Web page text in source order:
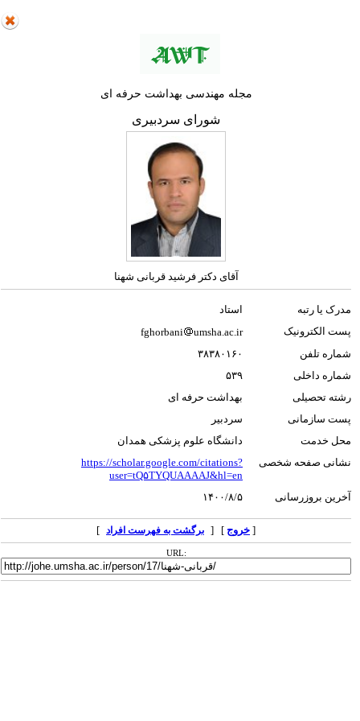
مجله مهندسی بهداشت حرفه ای
شورای سردبیری
آقای دکتر فرشید قربانی شهنا
مدرک یا رتبه
استاد
پست الکترونیک
fghorbani
umsha.ac.ir
شماره تلفن
۳۸۳۸۰۱۶۰
شماره داخلی
۵۳۹
رشته تحصیلی
بهداشت حرفه ای
پست سازمانی
سردبیر
محل خدمت
دانشگاه علوم پزشکی همدان
نشانی صفحه شخصی
https://scholar.google.com/citations?
user=tQ۵TYQUAAAAJ&hl=en
آخرین بروزرسانی
۱۴۰۰/۸/۵
خروج] [ برگشت به فهرست افراد ]
URL: